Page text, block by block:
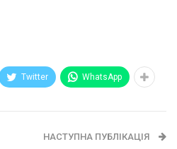
Twitter WhatsApp
НАСТУПНА ПУБЛІКАЦІЯ